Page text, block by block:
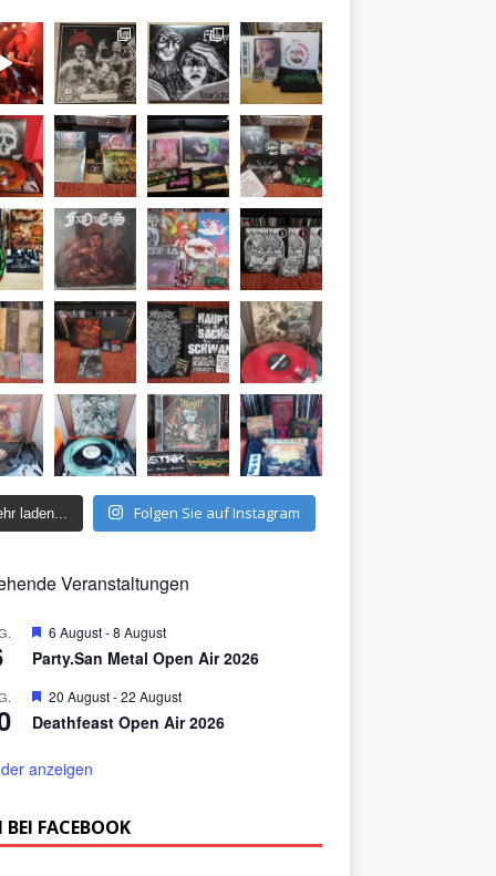
laden... Folgen Sie auf Instagram
Veranstaltungen
H
r
o
r
h
e
n
6 August-8 August
Party.San Metal Open Air 2026
H
r
o
e
h
20 August-22 August
Deathfeast Open Air 2026
anzeigen
BEI FACEBOOK